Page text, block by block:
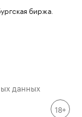
биржа
данных
18+